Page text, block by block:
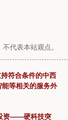
代表本站观点。
符合条件的中西
等相关的服务外
资——硬科技突